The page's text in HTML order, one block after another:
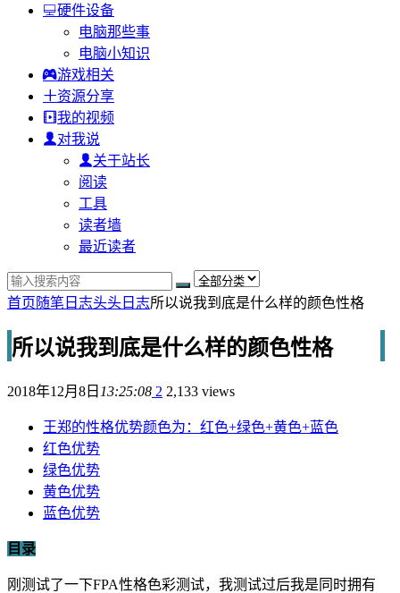
硬件设备
电脑那些事
电脑小知识
游戏相关
资源分享
我的视频
对我说
关于站长
阅读
工具
读者墙
最近读者
首页随笔日志头头日志所以说我到底是什么样的颜色性格
所以说我到底是什么样的颜色性格
2018年12月8日 13:25:08 2 2,133 views
王郑的性格优势颜色为：红色+绿色+黄色+蓝色
红色优势
绿色优势
黄色优势
蓝色优势
目录
刚测试了一下FPA性格色彩测试，我测试过后我是同时拥有